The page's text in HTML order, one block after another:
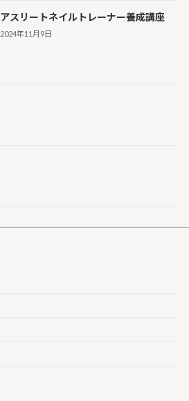
アスリートネイルトレーナー養成講座
2024年11月9日